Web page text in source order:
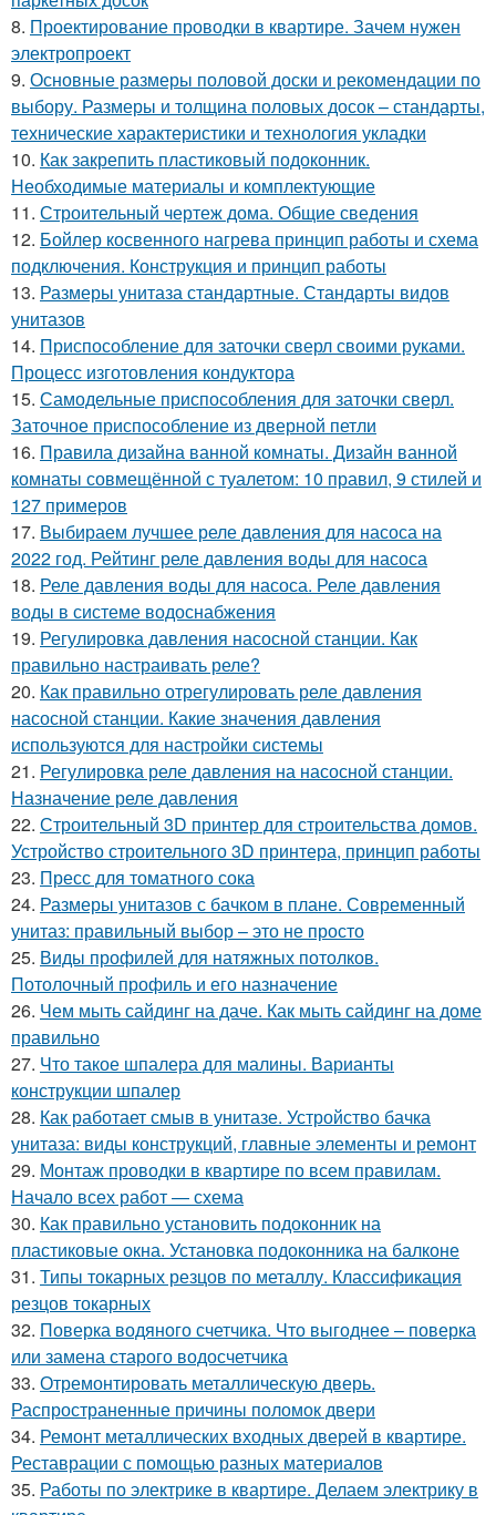
8. Проектирование проводки в квартире. Зачем нужен
электропроект
9. Основные размеры половой доски и рекомендации по
выбору. Размеры и толщина половых досок – стандарты,
технические характеристики и технология укладки
10. Как закрепить пластиковый подоконник.
Необходимые материалы и комплектующие
11. Строительный чертеж дома. Общие сведения
12. Бойлер косвенного нагрева принцип работы и схема
подключения. Конструкция и принцип работы
13. Размеры унитаза стандартные. Стандарты видов
унитазов
14. Приспособление для заточки сверл своими руками.
Процесс изготовления кондуктора
15. Самодельные приспособления для заточки сверл.
Заточное приспособление из дверной петли
16. Правила дизайна ванной комнаты. Дизайн ванной
комнаты совмещённой с туалетом: 10 правил, 9 стилей и
127 примеров
17. Выбираем лучшее реле давления для насоса на
2022 год. Рейтинг реле давления воды для насоса
18. Реле давления воды для насоса. Реле давления
воды в системе водоснабжения
19. Регулировка давления насосной станции. Как
правильно настраивать реле?
20. Как правильно отрегулировать реле давления
насосной станции. Какие значения давления
используются для настройки системы
21. Регулировка реле давления на насосной станции.
Назначение реле давления
22. Строительный 3D принтер для строительства домов.
Устройство строительного 3D принтера, принцип работы
23. Пресс для томатного сока
24. Размеры унитазов с бачком в плане. Современный
унитаз: правильный выбор – это не просто
25. Виды профилей для натяжных потолков.
Потолочный профиль и его назначение
26. Чем мыть сайдинг на даче. Как мыть сайдинг на доме
правильно
27. Что такое шпалера для малины. Варианты
конструкции шпалер
28. Как работает смыв в унитазе. Устройство бачка
унитаза: виды конструкций, главные элементы и ремонт
29. Монтаж проводки в квартире по всем правилам.
Начало всех работ — схема
30. Как правильно установить подоконник на
пластиковые окна. Установка подоконника на балконе
31. Типы токарных резцов по металлу. Классификация
резцов токарных
32. Поверка водяного счетчика. Что выгоднее – поверка
или замена старого водосчетчика
33. Отремонтировать металлическую дверь.
Распространенные причины поломок двери
34. Ремонт металлических входных дверей в квартире.
Реставрации с помощью разных материалов
35. Работы по электрике в квартире. Делаем электрику в